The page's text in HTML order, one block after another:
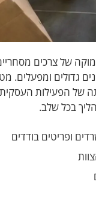
גדולים ומפעלים.
של הפעילות העסקית
בכל שלב.
ופריטים בודדים